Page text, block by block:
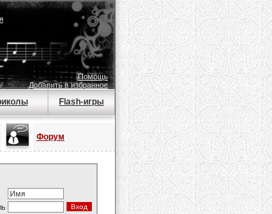
Помощь
Добавить в избранное
Flash-игры
Форум